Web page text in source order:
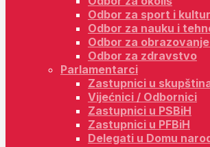
Odbor za sport i
Odbor za nauku i
Odbor za
Odbor za zdravstvo
Parlamentarci
Zastupnici u
Vijećnici / Odbornici
Zastupnici u PSBiH
Zastupnici u PFBiH
Delegati u Domu